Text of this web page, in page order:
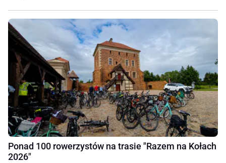
Ponad 100 rowerzystów na trasie "Razem na Kołach
2026"